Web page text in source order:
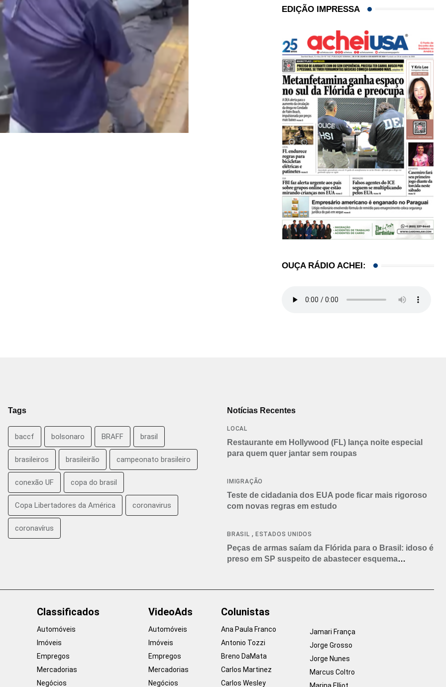
BRASIL,ESTADOS UNIDOS,
Em medida inédita, EUA revogam visto de
05/08/2026
EDIÇÃO IMPRESSA
OUÇA RÁDIO ACHEI:
Tags
baccf bolsonaro BRAFF brasil
brasileiros brasileirão campeonato brasileiro
conexão UF copa do brasil
Copa Libertadores da América coronavirus
coronavírus
Notícias Recentes
LOCAL
Restaurante em Hollywood (FL) lança noite especial
para quem quer jantar sem roupas
IMIGRAÇÃO
Teste de cidadania dos EUA pode ficar mais rigoroso
com novas regras em estudo
BRASIL , ESTADOS UNIDOS
Peças de armas saíam da Flórida para o Brasil: idoso é
preso em SP suspeito de abastecer esquema
Classificados
Automóveis
Imóveis
Empregos
Mercadorias
Negócios
VideoAds
Automóveis
Imóveis
Empregos
Mercadorias
Negócios
Colunistas
Ana Paula Franco
Antonio Tozzi
Breno DaMata
Carlos Martinez
Carlos Wesley
Jamari França
Jorge Grosso
Jorge Nunes
Marcus Coltro